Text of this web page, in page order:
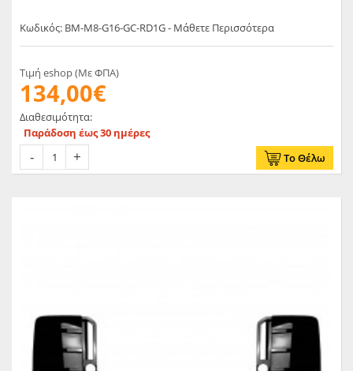
Κωδικός: BM-M8-G16-GC-RD1G - Μάθετε Περισσότερα
Τιμή eshop (Με ΦΠΑ)
134,00€
Διαθεσιμότητα:
Παράδοση έως 30 ημέρες
Το Θέλω